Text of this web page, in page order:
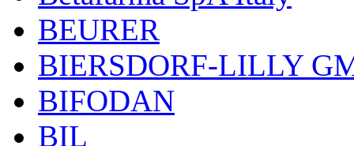
BEURER
BIERSDORF-LILLY
BIFODAN
BIL